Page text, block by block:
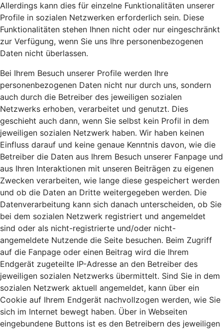
Allerdings kann dies für einzelne Funktionalitäten unserer
Profile in sozialen Netzwerken erforderlich sein. Diese
Funktionalitäten stehen Ihnen nicht oder nur eingeschränkt
zur Verfügung, wenn Sie uns Ihre personenbezogenen
Daten nicht überlassen.
Bei Ihrem Besuch unserer Profile werden Ihre
personenbezogenen Daten nicht nur durch uns, sondern
auch durch die Betreiber des jeweiligen sozialen
Netzwerks erhoben, verarbeitet und genutzt. Dies
geschieht auch dann, wenn Sie selbst kein Profil in dem
jeweiligen sozialen Netzwerk haben. Wir haben keinen
Einfluss darauf und keine genaue Kenntnis davon, wie die
Betreiber die Daten aus Ihrem Besuch unserer Fanpage und
aus Ihren Interaktionen mit unseren Beiträgen zu eigenen
Zwecken verarbeiten, wie lange diese gespeichert werden
und ob die Daten an Dritte weitergegeben werden. Die
Datenverarbeitung kann sich danach unterscheiden, ob Sie
bei dem sozialen Netzwerk registriert und angemeldet
sind oder als nicht-registrierte und/oder nicht-
angemeldete Nutzende die Seite besuchen. Beim Zugriff
auf die Fanpage oder einen Beitrag wird die Ihrem
Endgerät zugeteilte IP-Adresse an den Betreiber des
jeweiligen sozialen Netzwerks übermittelt. Sind Sie in dem
sozialen Netzwerk aktuell angemeldet, kann über ein
Cookie auf Ihrem Endgerät nachvollzogen werden, wie Sie
sich im Internet bewegt haben. Über in Webseiten
eingebundene Buttons ist es den Betreibern des jeweiligen